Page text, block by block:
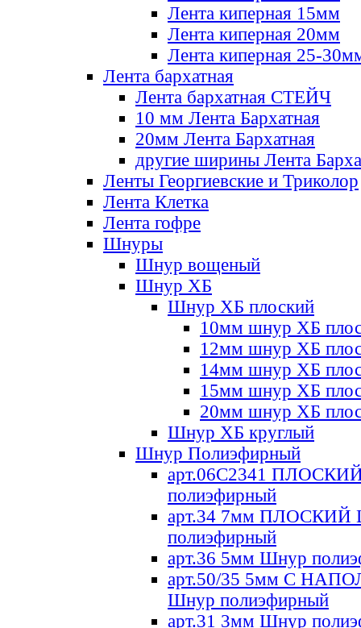
Лента киперная 15мм
Лента киперная 20мм
Лента киперная 25-
Лента бархатная
Лента бархатная СТЕЙЧ
10 мм Лента Бархатная
20мм Лента Бархатная
другие ширины Лента
Ленты Георгиевские и Триколор
Лента Клетка
Лента гофре
Шнуры
Шнур вощеный
Шнур ХБ
Шнур ХБ плоский
10мм шнур ХБ
12мм шнур ХБ
14мм шнур ХБ
15мм шнур ХБ
20мм шнур ХБ
Шнур ХБ круглый
Шнур Полиэфирный
арт.06С2341
полиэфирный
арт.34 7мм ПЛОСКИЙ
полиэфирный
арт.36 5мм Шнур
арт.50/35 5мм С
Шнур полиэфирный
арт.31 3мм Шнур